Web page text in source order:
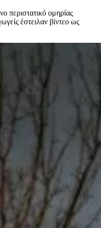
περιστατικό ομηρίας
έστειλαν βίντεο ως